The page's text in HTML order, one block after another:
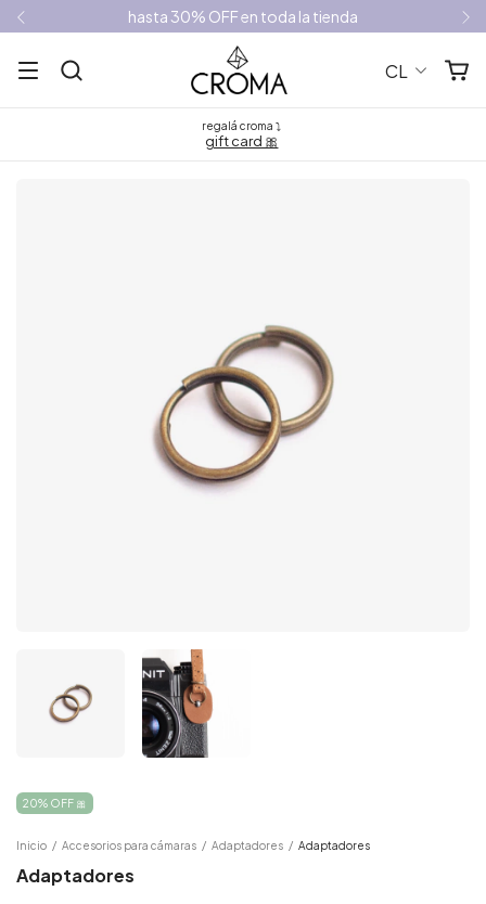
hasta 30% OFF en toda la tienda
CL
regalá croma ⤵
gift card 🎀
20% OFF 🎀
Inicio / Accesorios para cámaras / Adaptadores / Adaptadores
Adaptadores